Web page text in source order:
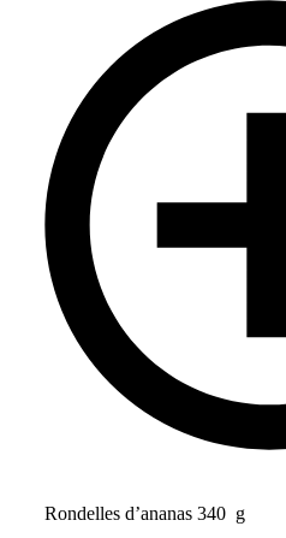
Rondelles d’ananas 340 g